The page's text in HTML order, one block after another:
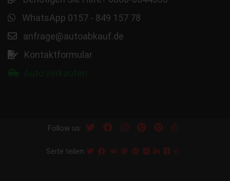
WhatsApp 0157 - 849 157 78
anfrage@autoabkauf.de
Kontaktformular
Follow us:
Seite teilen: